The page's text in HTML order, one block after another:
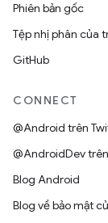
Phiên bản gốc
Tệp nhị phân của
GitHub
CONNECT
@Android trên
@AndroidDev
Blog Android
Blog về bảo mật